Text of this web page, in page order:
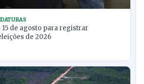
de agosto para registrar
de 2026